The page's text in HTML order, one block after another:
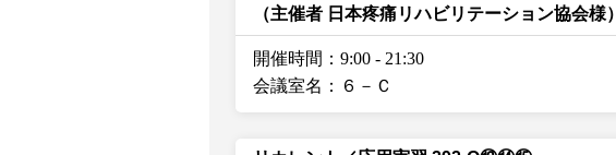
（主催者 日本疼痛リハビリテーション協会様）
開催時間：9:00 - 21:30
会議室名：６－Ｃ